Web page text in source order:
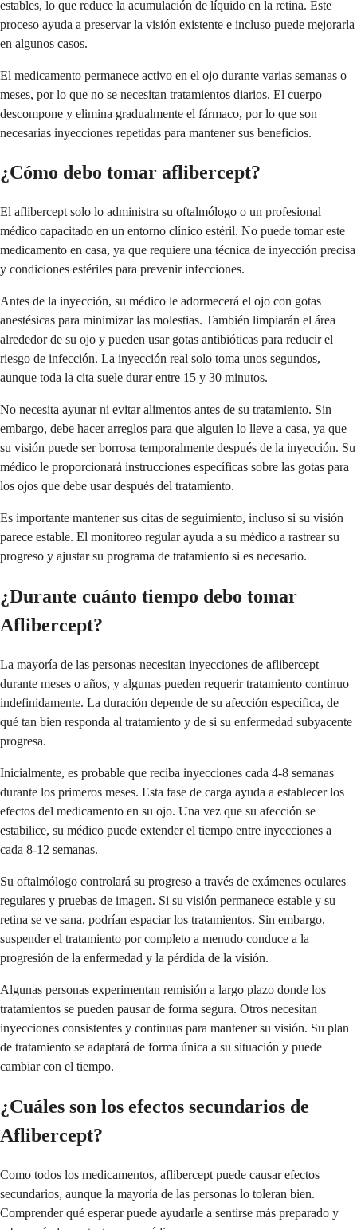
estables, lo que reduce la acumulación de líquido en la retina. Este
proceso ayuda a preservar la visión existente e incluso puede mejorarla
en algunos casos.
El medicamento permanece activo en el ojo durante varias semanas o
meses, por lo que no se necesitan tratamientos diarios. El cuerpo
descompone y elimina gradualmente el fármaco, por lo que son
necesarias inyecciones repetidas para mantener sus beneficios.
¿Cómo debo tomar aflibercept?
El aflibercept solo lo administra su oftalmólogo o un profesional
médico capacitado en un entorno clínico estéril. No puede tomar este
medicamento en casa, ya que requiere una técnica de inyección precisa
y condiciones estériles para prevenir infecciones.
Antes de la inyección, su médico le adormecerá el ojo con gotas
anestésicas para minimizar las molestias. También limpiarán el área
alrededor de su ojo y pueden usar gotas antibióticas para reducir el
riesgo de infección. La inyección real solo toma unos segundos,
aunque toda la cita suele durar entre 15 y 30 minutos.
No necesita ayunar ni evitar alimentos antes de su tratamiento. Sin
embargo, debe hacer arreglos para que alguien lo lleve a casa, ya que
su visión puede ser borrosa temporalmente después de la inyección. Su
médico le proporcionará instrucciones específicas sobre las gotas para
los ojos que debe usar después del tratamiento.
Es importante mantener sus citas de seguimiento, incluso si su visión
parece estable. El monitoreo regular ayuda a su médico a rastrear su
progreso y ajustar su programa de tratamiento si es necesario.
¿Durante cuánto tiempo debo tomar
Aflibercept?
La mayoría de las personas necesitan inyecciones de aflibercept
durante meses o años, y algunas pueden requerir tratamiento continuo
indefinidamente. La duración depende de su afección específica, de
qué tan bien responda al tratamiento y de si su enfermedad subyacente
progresa.
Inicialmente, es probable que reciba inyecciones cada 4-8 semanas
durante los primeros meses. Esta fase de carga ayuda a establecer los
efectos del medicamento en su ojo. Una vez que su afección se
estabilice, su médico puede extender el tiempo entre inyecciones a
cada 8-12 semanas.
Su oftalmólogo controlará su progreso a través de exámenes oculares
regulares y pruebas de imagen. Si su visión permanece estable y su
retina se ve sana, podrían espaciar los tratamientos. Sin embargo,
suspender el tratamiento por completo a menudo conduce a la
progresión de la enfermedad y la pérdida de la visión.
Algunas personas experimentan remisión a largo plazo donde los
tratamientos se pueden pausar de forma segura. Otros necesitan
inyecciones consistentes y continuas para mantener su visión. Su plan
de tratamiento se adaptará de forma única a su situación y puede
cambiar con el tiempo.
¿Cuáles son los efectos secundarios de
Aflibercept?
Como todos los medicamentos, aflibercept puede causar efectos
secundarios, aunque la mayoría de las personas lo toleran bien.
Comprender qué esperar puede ayudarle a sentirse más preparado y